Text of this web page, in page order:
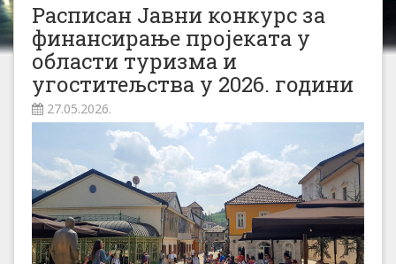
Расписан Јавни конкурс за
финансирање пројеката у
области туризма и
угоститељства у 2026. години
27.05.2026.